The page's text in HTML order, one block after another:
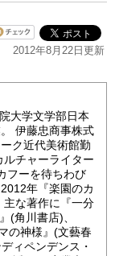
2012年8月22日更新
大学文学部日本
伊藤忠商事株式
ク近代美術館勤
チャーライター
フーを待ちわび
年『楽園のカ
主な著作に『一分
(角川書店)、
の神様』(文藝春
ィペンデンス・